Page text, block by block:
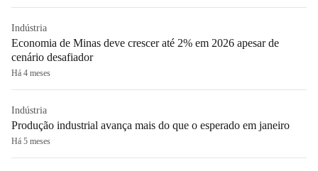
Indústria
Economia de Minas deve crescer até 2% em 2026 apesar de
cenário desafiador
Há 4 meses
Indústria
Produção industrial avança mais do que o esperado em janeiro
Há 5 meses